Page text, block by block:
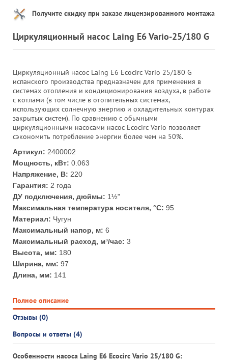
Получите скидку при заказе лицензированного монтажа
Циркуляционный насос Laing E6 Vario-25/180 G
Циркуляционный насос Laing E6 Ecocirc Vario 25/180 G
испанского производства предназначен для применения в
системах отопления и кондиционирования воздуха, в работе
с котлами (в том числе в отопительных системах,
использующих солнечную энергию и охладительных контурах
закрытых систем). По сравнению с обычными
циркуляционными насосами насос Ecocirc Vario позволяет
сэкономить потребление энергии более чем на 50%.
Артикул: 2400002
Мощность, кВт: 0.063
Напряжение, В: 220
Гарантия: 2 года
ДУ подключения, дюймы: 1½"
Максимальная температура носителя, °С: 95
Материал: Чугун
Максимальный напор, м: 6
Максимальный расход, м³/час: 3
Высота, мм: 180
Ширина, мм: 97
Длина, мм: 141
Полное описание
Отзывы (0)
Вопросы и ответы (4)
Особенности насоса Laing E6 Ecocirc Vario 25/180 G: